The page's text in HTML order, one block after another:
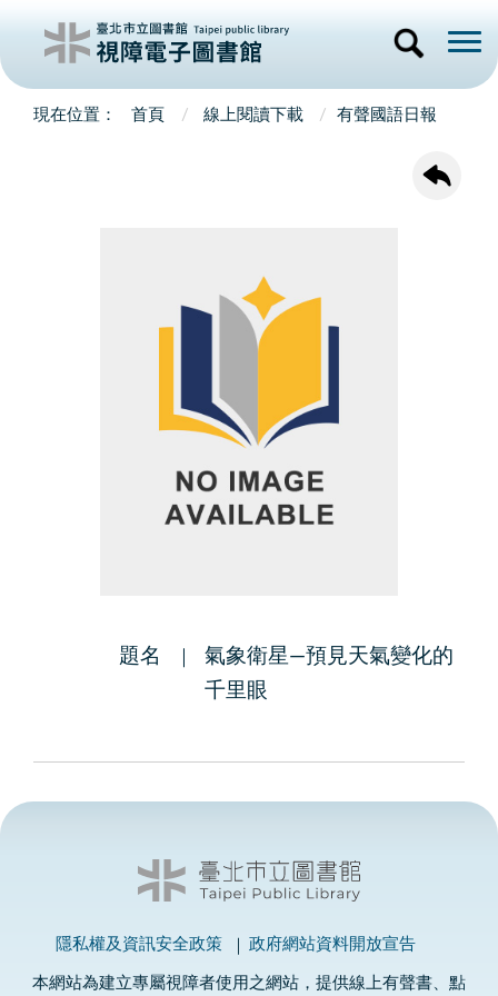
首頁 線上閱讀下載 有聲國語日報
題名
氣象衛星—預見天氣變化的
千里眼
隱私權及資訊安全政策 政府網站資料開放宣告
本網站為建立專屬視障者使用之網站，提供線上有聲書、點